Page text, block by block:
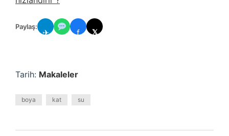
Paylaş:
✈ f 𝕏
Tarih: Makaleler
boya kat su